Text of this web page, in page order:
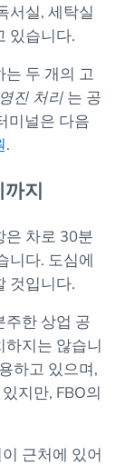
서실, 세탁실
있습니다.
두 개의 고
진 처리 는 공
미널은 다음
.
지
은 차로 30분
니다. 도심에
것입니다.
주한 상업 공
하지는 않습니
하고 있으며,
지만, FBO의
근처에 있어